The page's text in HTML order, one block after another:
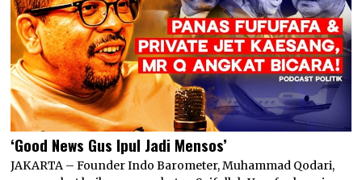
‘Good News Gus Ipul Jadi Mensos’
JAKARTA – Founder Indo Barometer, Muhammad Qodari,